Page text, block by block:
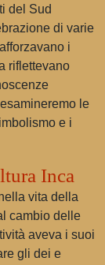
del Sud
di varie
i
riflettevano
le
e i
Inca
vita della
cambio delle
aveva i suoi
gli dei e